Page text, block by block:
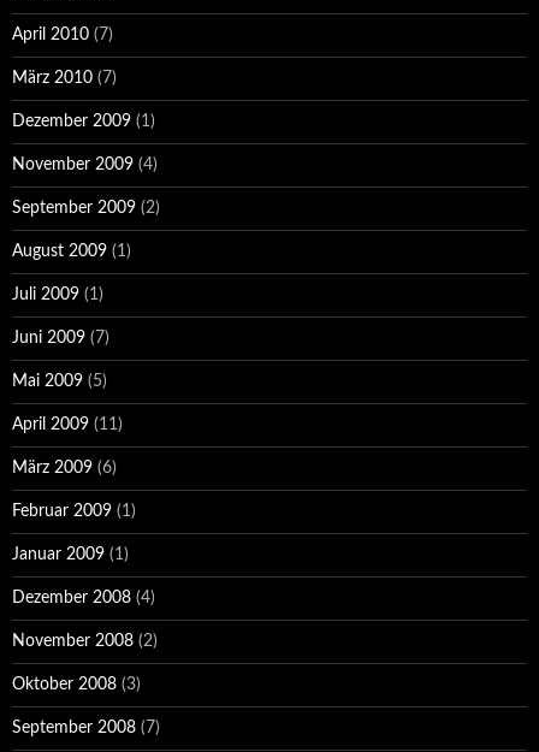
April 2010 (7)
März 2010 (7)
Dezember 2009 (1)
November 2009 (4)
September 2009 (2)
August 2009 (1)
Juli 2009 (1)
Juni 2009 (7)
Mai 2009 (5)
April 2009 (11)
März 2009 (6)
Februar 2009 (1)
Januar 2009 (1)
Dezember 2008 (4)
November 2008 (2)
Oktober 2008 (3)
September 2008 (7)